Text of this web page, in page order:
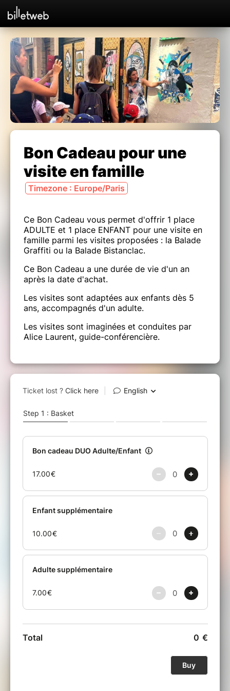
Bon Cadeau pour une
visite en famille
Timezone : Europe/Paris
Ce Bon Cadeau vous permet d'offrir 1 place
ADULTE et 1 place ENFANT pour une visite en
famille parmi les visites proposées : la Balade
Graffiti ou la Balade Bistanclac.
Ce Bon Cadeau a une durée de vie d'un an
après la date d'achat.
Les visites sont adaptées aux enfants dès 5
ans, accompagnés d'un adulte.
Les visites sont imaginées et conduites par
Alice Laurent, guide-conférencière.